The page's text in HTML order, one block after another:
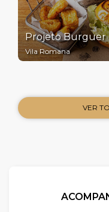
Projeto Burguer
Vila Romana
VER